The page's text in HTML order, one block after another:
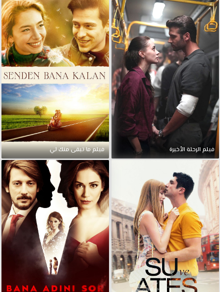
فيلم الرحلة الأخيرة فيلم ما تبقى منك لي